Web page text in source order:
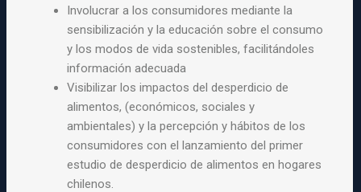
Involucrar a los consumidores mediante la
sensibilización y la educación sobre el consumo
y los modos de vida sostenibles, facilitándoles
información adecuada
Visibilizar los impactos del desperdicio de
alimentos, (económicos, sociales y
ambientales) y la percepción y hábitos de los
consumidores con el lanzamiento del primer
estudio de desperdicio de alimentos en hogares
chilenos.